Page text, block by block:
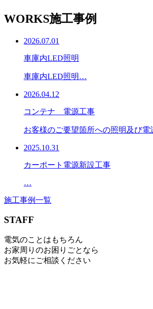
WORKS施工事例
2026.07.01
車庫内LED照明
車庫内LED照明…
2026.04.12
コンテナ 電源工事
お客様のご要望箇所への照明及び
2025.10.31
カーポート電源新設工事
…
施工事例一覧
STAFF
電気のことはもちろん
お家周りのお困りごとなら
お気軽にご相談ください